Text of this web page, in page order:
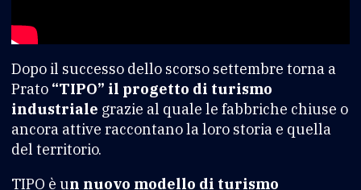
Dopo il successo dello scorso settembre torna a
Prato “TIPO” il progetto di turismo
industriale grazie al quale le fabbriche chiuse o
ancora attive raccontano la loro storia e quella
del territorio.
TIPO è un nuovo modello di turismo